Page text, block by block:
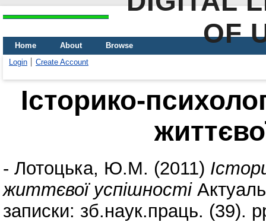
OF
Home About
Browse
Login
Create Account
Історико-
- Лотоцька, Ю.М. (2011)
життєвої успішності
записки: зб.наук.праць. (39).